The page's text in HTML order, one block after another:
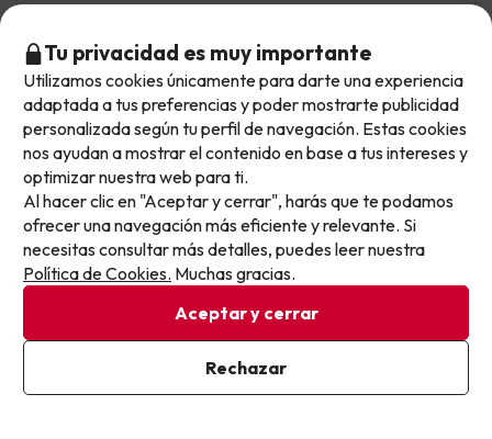
limpieza perfecta Es un hotel tranquilo.. Hay
disponibilidad de hamacas siempre y lo recomiendo al
100%
Manuel Angel Viajó solo
Julio 2026
Playa muy cercana y muchas podibilidades de transporte
Excelente
Ioan
No llegas tarde: llegas al siguiente.
Este chollo ya ha caducado, pero cada día lanzamos
nuevas oportunidades para viajar mejor y pagar
menos.
Apúntate y que el próximo no se te escape.
Pon tu mejor e-mail
Ya estoy suscrito
Al suscribirte, confirmas haber leído y estar de acuerdo con la
Tu privacidad es muy importante
Utilizamos cookies únicamente para darte una experiencia
adaptada a tus preferencias y poder mostrarte publicidad
personalizada según tu perfil de navegación. Estas cookies
nos ayudan a mostrar el contenido en base a tus intereses y
optimizar nuestra web para ti.
Al hacer clic en "Aceptar y cerrar", harás que te podamos
ofrecer una navegación más eficiente y relevante. Si
necesitas consultar más detalles, puedes leer nuestra
Política de Cookies. Muchas gracias.
Aceptar y cerrar
Rechazar